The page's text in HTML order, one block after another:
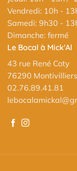
Vendredi: 10h -
Samedi: 9h30 -
Dimanche: fermé
Le Bocal à Mick'Al
43 rue René Coty
76290 Montivilliers
02.76.89.41.81